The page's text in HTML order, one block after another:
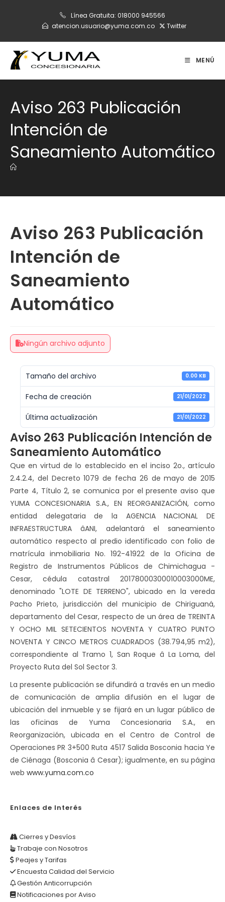
Línea Gratuita: 018000 945566
atencion.usuario@yuma.com.co
Twitter
MENÚ
Aviso 263 Publicación
Intención de
Saneamiento Automático
Aviso 263 Publicación
Intención de
Saneamiento
Automático
Ningún archivo adjunto
Tamaño del archivo 0.00 KB
Fecha de creación 21/01/2022
Última actualización 21/01/2022
Aviso 263 Publicación Intención de
Saneamiento Automático
Que en virtud de lo establecido en el inciso 2o., artículo
2.4.2.4, del Decreto 1079 de fecha 26 de mayo de 2015
Parte 4, Título 2, se comunica por el presente aviso que
YUMA CONCESIONARIA S.A., EN REORGANIZACIÓN, como
entidad delegataria de la AGENCIA NACIONAL DE
INFRAESTRUCTURA âANI, adelantará el saneamiento
automático respecto al predio identificado con folio de
matrícula inmobiliaria No. 192-41922 de la Oficina de
Registro de Instrumentos Públicos de Chimichagua -
Cesar, cédula catastral 20178000300010003000ME,
denominado "LOTE DE TERRENO", ubicado en la vereda
Pacho Prieto, jurisdicción del municipio de Chiriguaná,
departamento del Cesar, respecto de un área de TREINTA
Y OCHO MIL SETECIENTOS NOVENTA Y CUATRO PUNTO
NOVENTA Y CINCO METROS CUADRADOS (38.794,95 m2),
correspondiente al Tramo 1, San Roque â La Loma, del
Proyecto Ruta del Sol Sector 3.
La presente publicación se difundirá a través en un medio
de comunicación de amplia difusión en el lugar de
ubicación del inmueble y se fijará en un lugar público de
las oficinas de Yuma Concesionaria S.A., en
Reorganización, ubicada en el Centro de Control de
Operaciones PR 3+500 Ruta 4517 Salida Bosconia hacia Ye
de Ciénaga (Bosconia â Cesar); igualmente, en su página
web www.yuma.com.co
Enlaces de Interés
Cierres y Desvíos
Trabaje con Nosotros
Peajes y Tarifas
Encuesta Calidad del Servicio
Gestión Anticorrupción
Notificaciones por Aviso